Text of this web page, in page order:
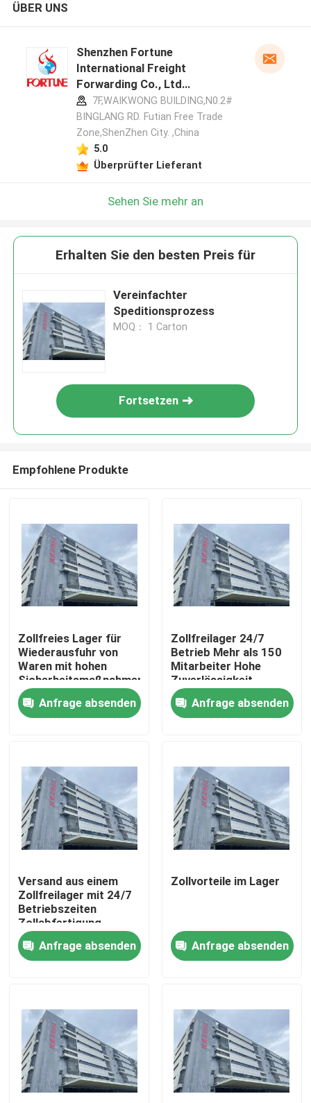
Zu Hause
Über uns
Werksbesichtigung
Qualitätskontrolle
Kontakt mit uns
Neuigkeiten
Bitte um ein Angebot
China-Zolllager
Shanghai-Zolllager
ÜBER UNS
Shenzhen Fortune
International Freight
Forwarding Co., Ltd
Herstellerprofil
7F,WAIKWONG BUILDING,N0.2#
BINGLANG RD. Futian Free Trade
Zone,ShenZhen City. ,China
5.0
Überprüfter Lieferant
Sehen Sie mehr an
Erhalten Sie den besten Preis für
Vereinfachter
Speditionsprozess
MOQ： 1 Carton
Fortsetzen
Empfohlene Produkte
Zollfreies Lager für
Wiederausfuhr von
Waren mit hohen
Sicherheitsmaßnahmen
und internationalem
Transfers
Anfrage absenden
Zollfreilager 24/7
Betrieb Mehr als 150
Mitarbeiter Hohe
Zuverlässigkeit
Anfrage absenden
Versand aus einem
Zollfreilager mit 24/7
Betriebszeiten
Zollabfertigung
Anfrage absenden
Zollvorteile im Lager
Anfrage absenden